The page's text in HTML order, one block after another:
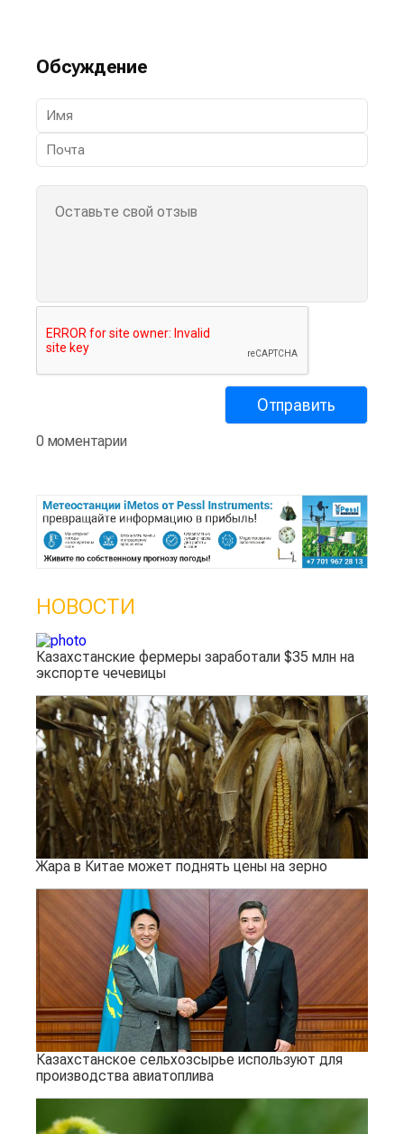
Обсуждение
0 моментарии
НОВОСТИ
Казахстанские фермеры заработали $35 млн на
экспорте чечевицы
Жара в Китае может поднять цены на зерно
Казахстанское сельхозсырье используют для
производства авиатоплива